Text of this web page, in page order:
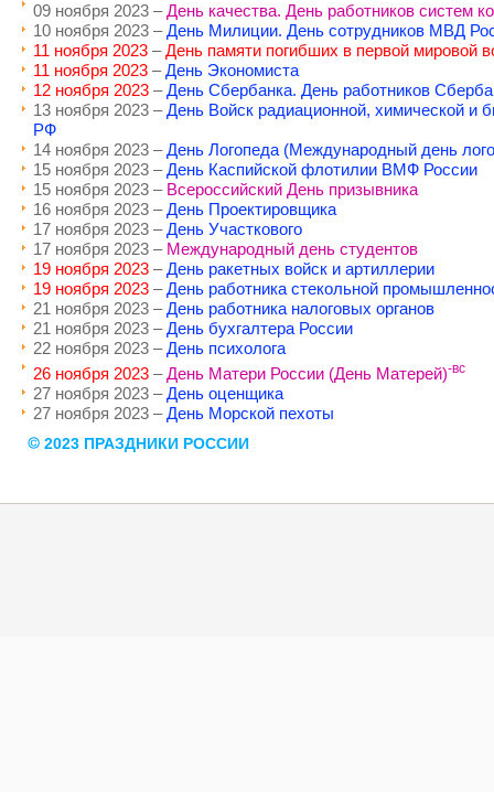
09 ноября 2023 –День качества. День работников систем
10 ноября 2023 –День Милиции. День сотрудников МВД
11 ноября 2023 –День памяти погибших в первой мировой
11 ноября 2023 –День Экономиста
12 ноября 2023 –День Сбербанка. День работников
13 ноября 2023 –День Войск радиационной, химической и
РФ
14 ноября 2023 –День Логопеда (Международный день
15 ноября 2023 –День Каспийской флотилии ВМФ России
15 ноября 2023 – Всероссийский День призывника
16 ноября 2023 –День Проектировщика
17 ноября 2023 –День Участкового
17 ноября 2023 – Международный день студентов
19 ноября 2023 –День ракетных войск и артиллерии
19 ноября 2023 –День работника стекольной
21 ноября 2023 –День работника налоговых органов
21 ноября 2023 –День бухгалтера России
22 ноября 2023 –День психолога
26 ноября 2023 –День Матери России (День Матерей)-вс
27 ноября 2023 –День оценщика
27 ноября 2023 –День Морской пехоты
2023 ПРАЗДНИКИ РОССИИ